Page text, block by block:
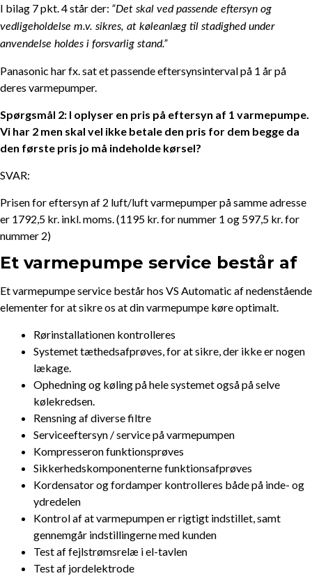
I bilag 7 pkt. 4 står der: ”Det skal ved passende eftersyn og
vedligeholdelse m.v. sikres, at køleanlæg til stadighed under
anvendelse holdes i forsvarlig stand.”
Panasonic har fx. sat et passende eftersynsinterval på 1 år på
deres varmepumper.
Spørgsmål 2: I oplyser en pris på eftersyn af 1 varmepumpe.
Vi har 2 men skal vel ikke betale den pris for dem begge da
den første pris jo må indeholde kørsel?
SVAR:
Prisen for eftersyn af 2 luft/luft varmepumper på samme adresse
er 1792,5 kr. inkl. moms. (1195 kr. for nummer 1 og 597,5 kr. for
nummer 2)
Et varmepumpe service består af
Et varmepumpe service består hos VS Automatic af nedenstående
elementer for at sikre os at din varmepumpe køre optimalt.
Rørinstallationen kontrolleres
Systemet tæthedsafprøves, for at sikre, der ikke er nogen
lækage.
Ophedning og køling på hele systemet også på selve
kølekredsen.
Rensning af diverse filtre
Serviceeftersyn / service på varmepumpen
Kompresseron funktionsprøves
Sikkerhedskomponenterne funktionsafprøves
Kordensator og fordamper kontrolleres både på inde- og
ydredelen
Kontrol af at varmepumpen er rigtigt indstillet, samt
gennemgår indstillingerne med kunden
Test af fejlstrømsrelæ i el-tavlen
Test af jordelektrode